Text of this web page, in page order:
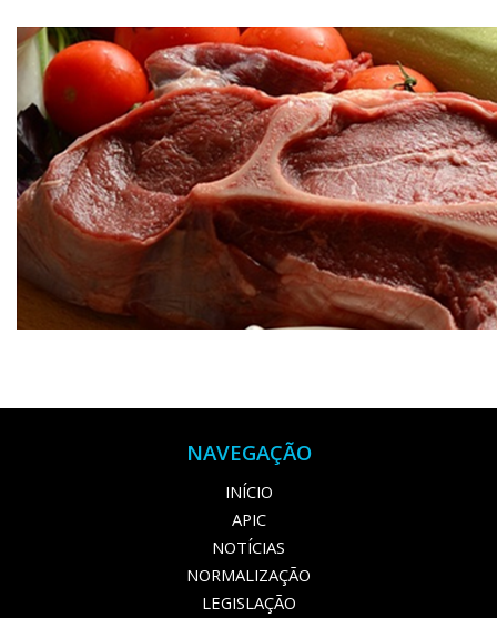
NAVEGAÇÃO
INÍCIO
APIC
NOTÍCIAS
NORMALIZAÇÃO
LEGISLAÇÃO